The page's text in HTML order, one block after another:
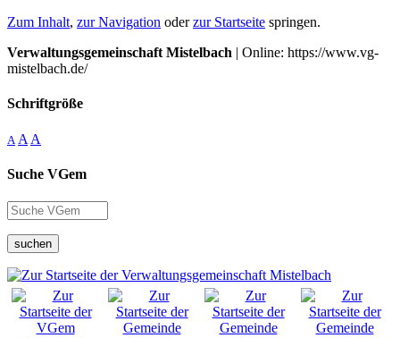
Zum Inhalt, zur Navigation oderzur Startseite springen.
Verwaltungsgemeinschaft Mistelbach | Online: https://www.vg-
mistelbach.de/
Schriftgröße
A A A
Suche VGem
suchen